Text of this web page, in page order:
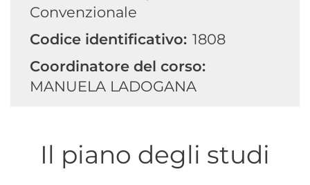
Convenzionale
Codice identificativo: 1808
Coordinatore del corso:
MANUELA LADOGANA
Il piano degli studi